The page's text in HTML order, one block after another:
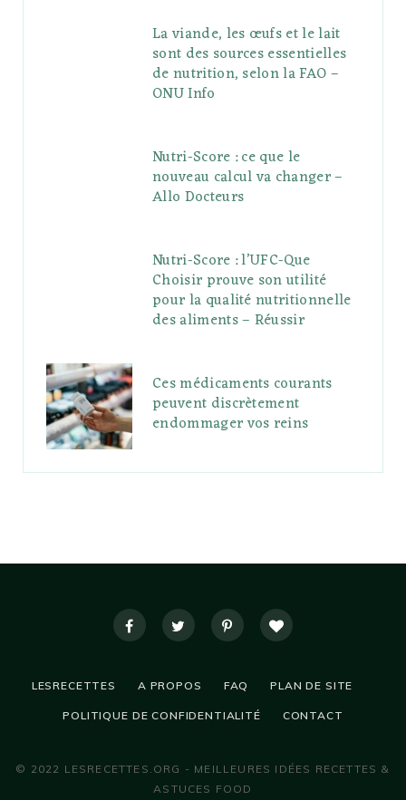
La viande, les œufs et le lait
sont des sources essentielles
de nutrition, selon la FAO –
ONU Info
Nutri-Score : ce que le
nouveau calcul va changer –
Allo Docteurs
Nutri-Score : l’UFC-Que
Choisir prouve son utilité
pour la qualité nutritionnelle
des aliments – Réussir
Ces médicaments courants
peuvent discrètement
endommager vos reins
LESRECETTES A PROPOS FAQ PLAN DE SITE
POLITIQUE DE CONFIDENTIALITÉ CONTACT
© 2022 LESRECETTES.ORG - MEILLEURES IDÉES RECETTES &
ASTUCES FOOD